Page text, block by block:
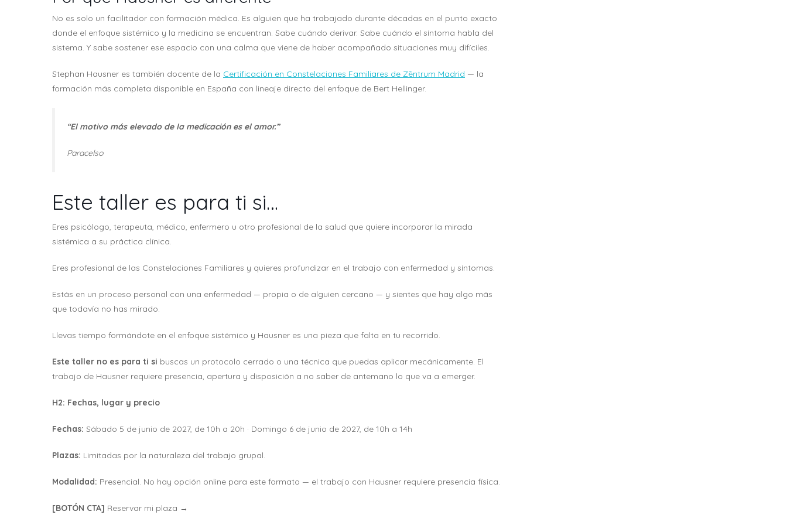
No es solo un facilitador con formación médica. Es alguien que ha trabajado durante décadas en el punto exacto
donde el enfoque sistémico y la medicina se encuentran. Sabe cuándo derivar. Sabe cuándo el síntoma habla del
sistema. Y sabe sostener ese espacio con una calma que viene de haber acompañado situaciones muy difíciles.
Stephan Hausner es también docente de la Certificación en Constelaciones Familiares de Zēntrum Madrid — la
formación más completa disponible en España con lineaje directo del enfoque de Bert Hellinger.
“El motivo más elevado de la medicación es el amor.”
Paracelso
Este taller es para ti si…
Eres psicólogo, terapeuta, médico, enfermero u otro profesional de la salud que quiere incorporar la mirada
sistémica a su práctica clínica.
Eres profesional de las Constelaciones Familiares y quieres profundizar en el trabajo con enfermedad y síntomas.
Estás en un proceso personal con una enfermedad — propia o de alguien cercano — y sientes que hay algo más
que todavía no has mirado.
Llevas tiempo formándote en el enfoque sistémico y Hausner es una pieza que falta en tu recorrido.
Este taller no es para ti si buscas un protocolo cerrado o una técnica que puedas aplicar mecánicamente. El
trabajo de Hausner requiere presencia, apertura y disposición a no saber de antemano lo que va a emerger.
H2: Fechas, lugar y precio
Fechas: Sábado 5 de junio de 2027, de 10h a 20h · Domingo 6 de junio de 2027, de 10h a 14h
Plazas: Limitadas por la naturaleza del trabajo grupal.
Modalidad: Presencial. No hay opción online para este formato — el trabajo con Hausner requiere presencia física.
[BOTÓN CTA] Reservar mi plaza →